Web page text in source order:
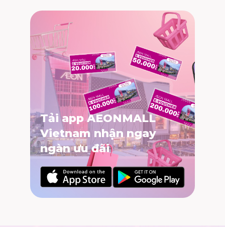
Tải app AEONMALL
Vietnam nhận ngay
ngàn ưu đãi